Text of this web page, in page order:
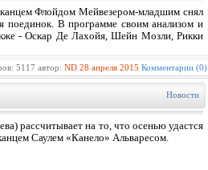
Флойдом Мейвезером-младшим снял
поединок. В программе своим анализом и
- Оскар Де Лахойя, Шейн Мозли, Рикки
5117 автор: ND 28 апреля 2015 Комментарии (0)
Новости
рассчитывает на то, что осенью удастся
Саулем «Канело» Альваресом.